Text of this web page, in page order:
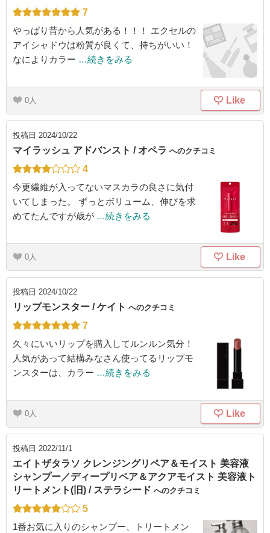
7
やっぱり昔から人気がある！！！ エクセルの
アイシャドウは粉質が良くて、持ちがいい！
なによりカラー …続きをみる
0 Like
投稿日 2024/10/22
マイラッシュ アドバンスト / オペラ へのクチコミ
4
今更繊維が入ってないマスカラの良さに気付
いてしまった。 ずっとボリューム、伸びを求
めてたんですが歳が …続きをみる
0 Like
投稿日 2024/10/22
リップモンスター / ケイト へのクチコミ
7
久々にいいリップを購入してルンルン気分！
人気があって結構みなさん使ってるリップモ
ンスターは、カラー …続きをみる
0 Like
投稿日 2022/11/1
エイトザタラソ クレンジングリペア＆モイスト 美容液
シャンプー／ディープリペア＆アクアモイスト 美容液ト
リートメント(旧) / ステラシード へのクチコミ
5
1番お気に入りのシャンプー、トリートメン